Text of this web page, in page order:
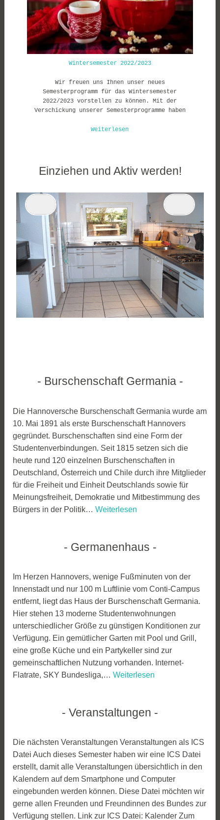
Wintersemester 2022/2023
Wir freuen uns Ihnen unser neues
Semesterprogramm für das Wintersemester
2022/2023 vorstellen zu können. Mit der
Verschickung unserer Semesterprogramme haben
Weiterlesen
Einziehen und Aktiv werden!
Burschenschaft Germania
Die Hannoversche Burschenschaft Germania wurde am
10. Mai 1891 als erste Burschenschaft Hannovers
gegründet. Burschenschaften sind eine Form der
Studentenverbindungen. Seit 1815 setzen sich die
heute rund 120 einzelnen Burschenschaften in
Deutschland, Österreich und Chile durch ihre Mitglieder
für die Freiheit und Einheit Deutschlands sowie für
Meinungsfreiheit, Demokratie und Mitbestimmung des
Bürgers in der Politik…Weiterlesen
Germanenhaus
Im Herzen Hannovers, wenige Fußminuten von der
Innenstadt und nur 100 m Luftlinie vom Conti-Campus
entfernt, liegt das Haus der Burschenschaft Germania.
Hier stehen 13 moderne Studentenwohnungen
unterschiedlicher Größe zu günstigen Konditionen zur
Verfügung. Ein gemütlicher Garten mit Pool und Grill,
eine große Küche und ein Partykeller sind zur
gemeinschaftlichen Nutzung vorhanden. Internet-
Flatrate, SKY Bundesliga,…Weiterlesen
Veranstaltungen
Die nächsten Veranstaltungen Veranstaltungen als ICS
Datei Auch dieses Semester haben wir eine ICS Datei
erstellt, damit alle Veranstaltungen übersichtlich in den
Kalendern auf dem Smartphone und Computer
eingebunden werden können. Diese Datei möchten wir
gerne allen Freunden und Freundinnen des Bundes zur
Verfügung stellen. Link zur ICS Datei: Kalender Zum